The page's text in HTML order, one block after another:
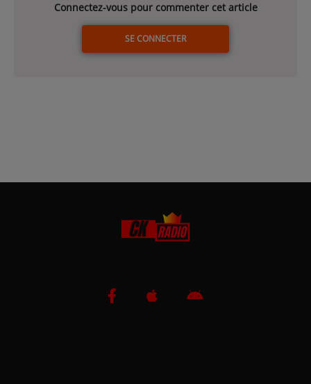
Connectez-vous pour commenter cet article
SE CONNECTER